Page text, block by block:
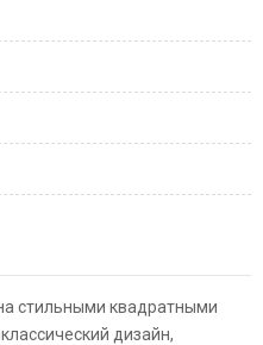
стильными квадратными
дизайн,